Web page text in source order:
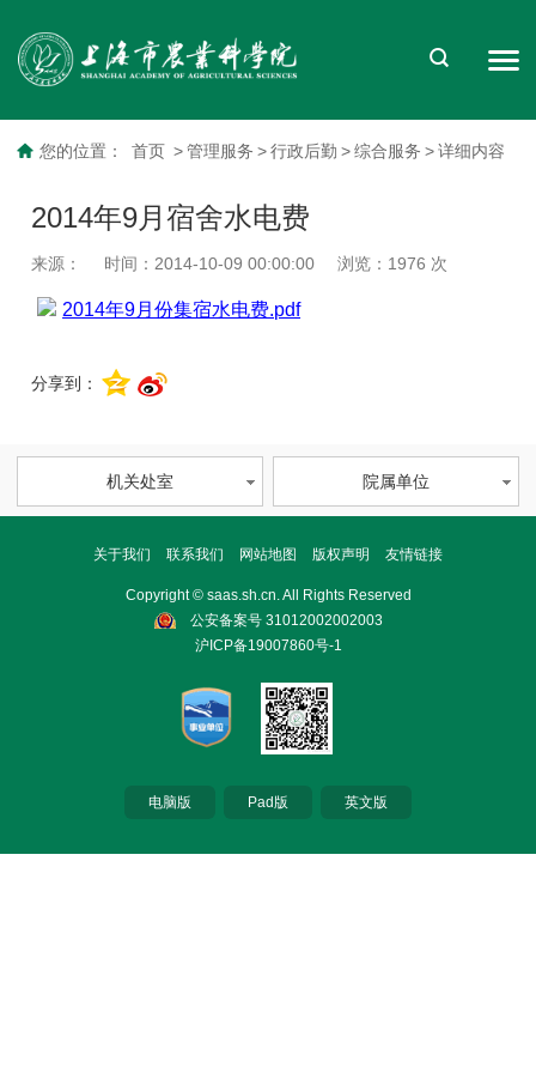
您的位置： 首页 > 管理服务 > 行政后勤 > 综合服务 > 详细内容
2014年9月宿舍水电费
来源： 时间：2014-10-09 00:00:00 浏览： 1976 次
2014年9月份集宿水电费.pdf
分享到：
机关处室 院属单位
关于我们 联系我们 网站地图 版权声明 友情链接
Copyright © saas.sh.cn. All Rights Reserved
公安备案号 31012002002003
沪ICP备19007860号-1
电脑版 Pad版 英文版